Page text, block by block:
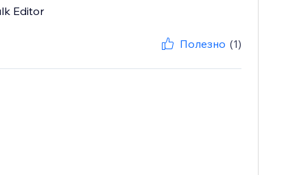
Editor
Полезно (1)